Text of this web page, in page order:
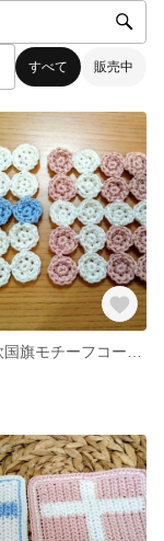
すべて 販売中